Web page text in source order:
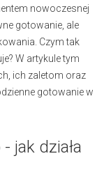
nowoczesnej
gotowanie, ale
Czym tak
W artykule tym
ich zaletom oraz
gotowanie w
jak działa